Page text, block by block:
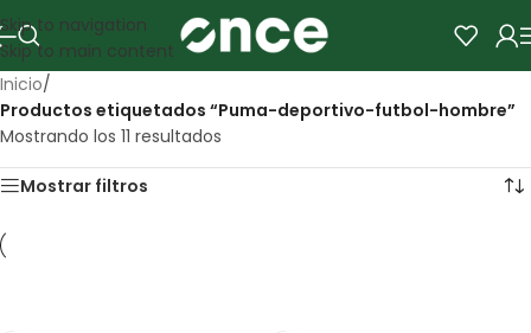
Skip to navigation
Skip to main content
Inicio/
Productos etiquetados “Puma-deportivo-futbol-hombre”
Mostrando los 11 resultados
Mostrar filtros